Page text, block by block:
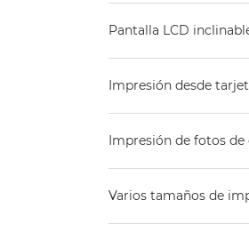
Pantalla LCD
Impresión desde
Impresión de fotos de
Varios tamaños de